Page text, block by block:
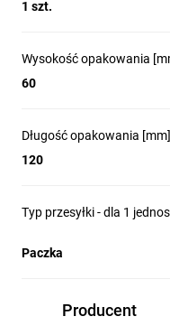
żyć
smart home, dzięki
1 szt.
Wysokość opakowania
60
Długość opakowania [mm]
120
Typ przesyłki - dla 1
Paczka
Producent